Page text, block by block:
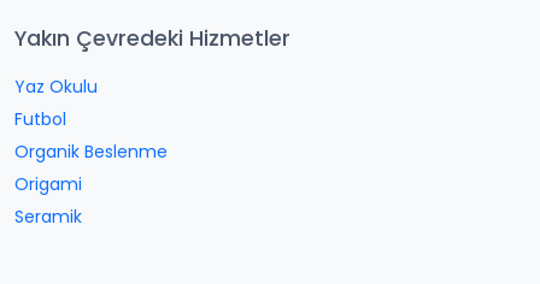
Yakın Çevredeki Hizmetler
Yaz Okulu
Futbol
Organik Beslenme
Origami
Seramik